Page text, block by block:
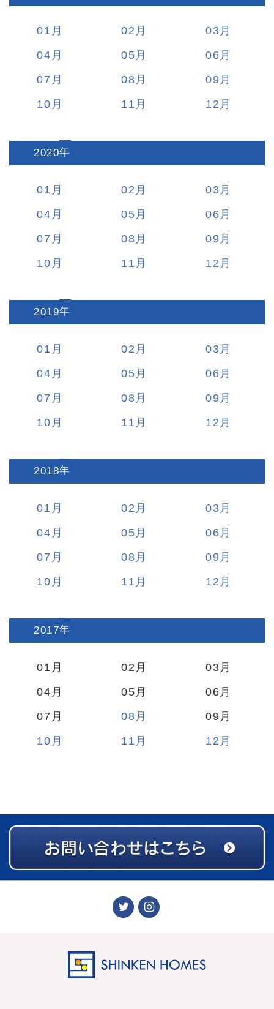
01 02
03
04
05
06
07
08
09
10
11 12
2020:
01 02
03
04
05
06
07
08
09
10
11 12
2019:
01 02
03
04
05
06
07
08
09
10
11 12
2018:
01 02
03
04
05
06
07
08
09
10
11 12
2017:
01 02
03
04
05
06
07
08
09
10
11 12